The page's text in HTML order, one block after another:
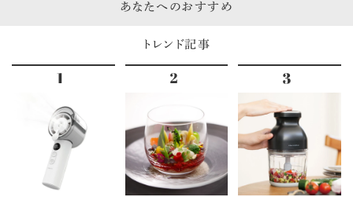
あなたへのおすすめ
トレンド記事